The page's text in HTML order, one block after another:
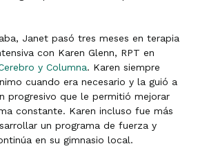
Janet pasó tres meses en terapia
con Karen Glenn, RPT en
y Columna. Karen siempre
cuando era necesario y la guió a
progresivo que le permitió mejorar
constante. Karen incluso fue más
un programa de fuerza y
en su gimnasio local.